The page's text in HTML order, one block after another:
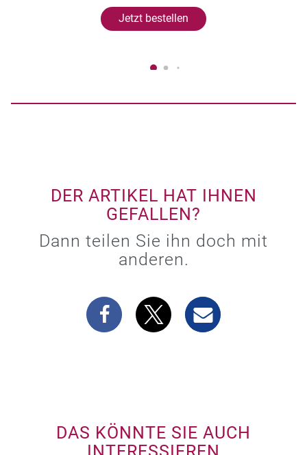
Jetzt bestellen
DER ARTIKEL HAT IHNEN
GEFALLEN?
Dann teilen Sie ihn doch mit
anderen.
DAS KÖNNTE SIE AUCH